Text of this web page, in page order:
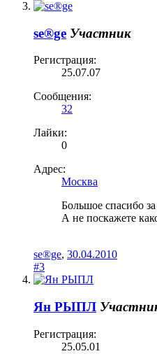
se®ge Участник
Регистрация:
25.07.07
Сообщения:
32
Лайки:
0
Адрес:
Москва
Большое спасибо
А не поскажете
se®ge, 30.04.2010
#3
Ян РЫПЛ
Регистрация:
25.05.01